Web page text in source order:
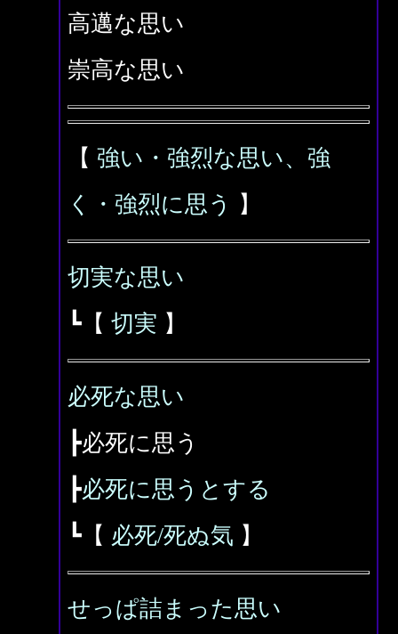
高邁な思い
崇高な思い
【 強い・強烈な思い、強
く・強烈に思う
】
切実な思い
┗【 切実 】
必死な思い
┣必死に思う
┣必死に思うとする
┗【 必死/死ぬ気 】
せっぱ詰まった思い